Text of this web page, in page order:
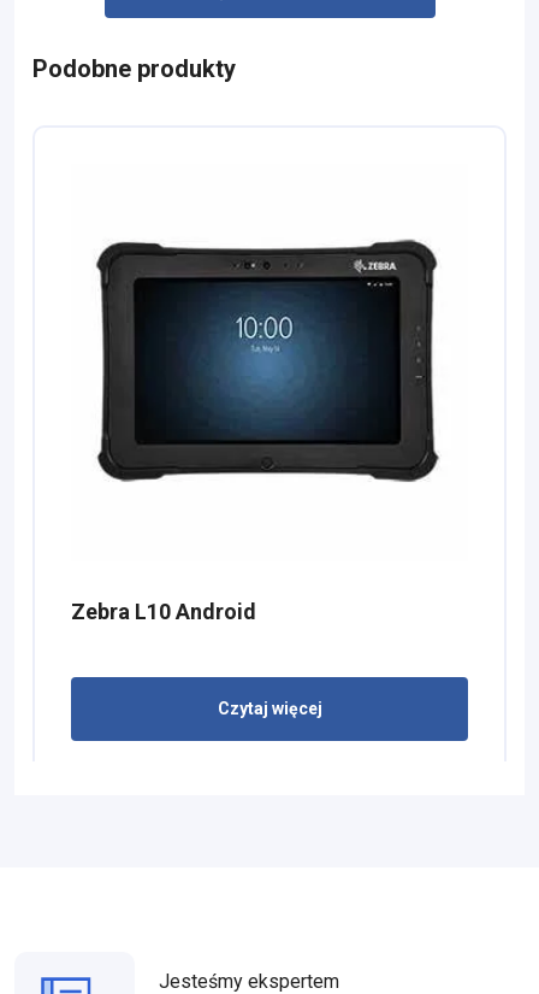
Podobne produkty
Zebra L10 Android
Czytaj więcej
Jesteśmy ekspertem